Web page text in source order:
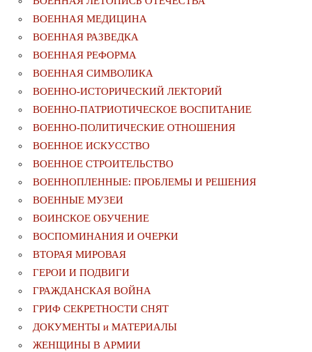
ВОЕННАЯ МЕДИЦИНА
ВОЕННАЯ РАЗВЕДКА
ВОЕННАЯ РЕФОРМА
ВОЕННАЯ СИМВОЛИКА
ВОЕННО-ИСТОРИЧЕСКИЙ ЛЕКТОРИЙ
ВОЕННО-ПАТРИОТИЧЕСКОЕ ВОСПИТАНИЕ
ВОЕННО-ПОЛИТИЧЕСКИE ОТНОШЕНИЯ
ВОЕННОЕ ИСКУССТВО
ВОЕННОЕ СТРОИТЕЛЬСТВО
ВОЕННОПЛЕННЫЕ: ПРОБЛЕМЫ И РЕШЕНИЯ
ВОЕННЫЕ МУЗЕИ
ВОИНСКОЕ ОБУЧЕНИЕ
ВОСПОМИНАНИЯ И ОЧЕРКИ
ВТОРАЯ МИРОВАЯ
ГЕРОИ И ПОДВИГИ
ГРАЖДАНСКАЯ ВОЙНА
ГРИФ СЕКРЕТНОСТИ СНЯТ
ДОКУМЕНТЫ и МАТЕРИАЛЫ
ЖЕНЩИНЫ В АРМИИ